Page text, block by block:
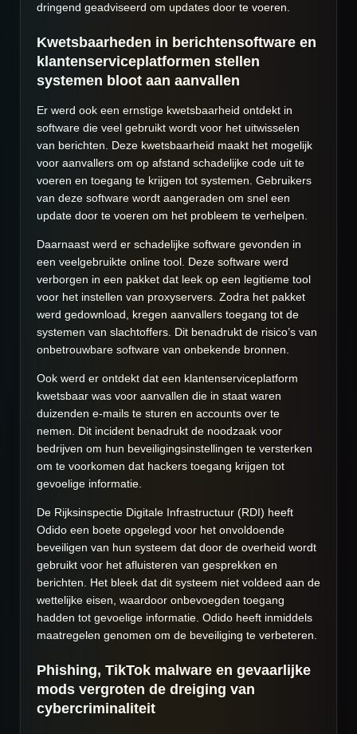
dringend geadviseerd om updates door te voeren.
Kwetsbaarheden in berichtensoftware en
klantenserviceplatformen stellen
systemen bloot aan aanvallen
Er werd ook een ernstige kwetsbaarheid ontdekt in
software die veel gebruikt wordt voor het uitwisselen
van berichten. Deze kwetsbaarheid maakt het mogelijk
voor aanvallers om op afstand schadelijke code uit te
voeren en toegang te krijgen tot systemen. Gebruikers
van deze software wordt aangeraden om snel een
update door te voeren om het probleem te verhelpen.
Daarnaast werd er schadelijke software gevonden in
een veelgebruikte online tool. Deze software werd
verborgen in een pakket dat leek op een legitieme tool
voor het instellen van proxyservers. Zodra het pakket
werd gedownload, kregen aanvallers toegang tot de
systemen van slachtoffers. Dit benadrukt de risico’s van
onbetrouwbare software van onbekende bronnen.
Ook werd er ontdekt dat een klantenserviceplatform
kwetsbaar was voor aanvallen die in staat waren
duizenden e-mails te sturen en accounts over te
nemen. Dit incident benadrukt de noodzaak voor
bedrijven om hun beveiligingsinstellingen te versterken
om te voorkomen dat hackers toegang krijgen tot
gevoelige informatie.
De Rijksinspectie Digitale Infrastructuur (RDI) heeft
Odido een boete opgelegd voor het onvoldoende
beveiligen van hun systeem dat door de overheid wordt
gebruikt voor het afluisteren van gesprekken en
berichten. Het bleek dat dit systeem niet voldeed aan de
wettelijke eisen, waardoor onbevoegden toegang
hadden tot gevoelige informatie. Odido heeft inmiddels
maatregelen genomen om de beveiliging te verbeteren.
Phishing, TikTok malware en gevaarlijke
mods vergroten de dreiging van
cybercriminaliteit